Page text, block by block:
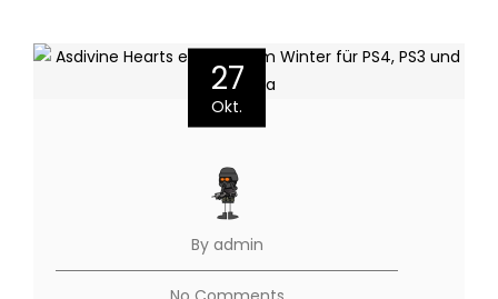
27
Okt.
By admin